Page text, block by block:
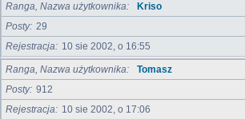
Ranga, Nazwa użytkownika
Kriso
Posty 29
Rejestracja
10 sie 2002, o 16:55
Ranga, Nazwa użytkownika
Tomasz
Posty 912
Rejestracja
10 sie 2002, o 17:06